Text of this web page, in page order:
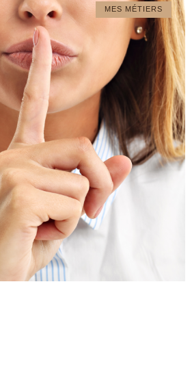
MES MÉTIERS